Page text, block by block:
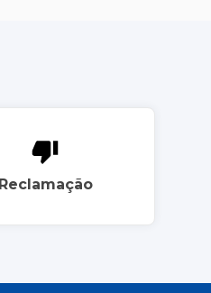
Reclamação